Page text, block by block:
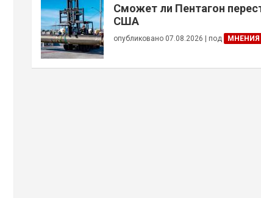
Сможет ли Пентагон
США
опубликовано 07.08.2026 под МНЕНИЯ